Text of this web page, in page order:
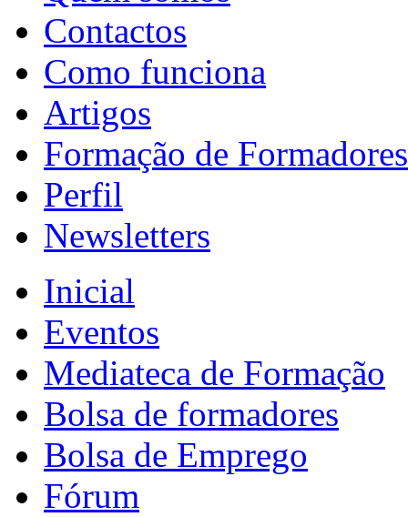
Contactos
Como funciona
Artigos
Formação de Formadores
Perfil
Newsletters
Inicial
Eventos
Mediateca de Formação
Bolsa de formadores
Bolsa de Emprego
Fórum